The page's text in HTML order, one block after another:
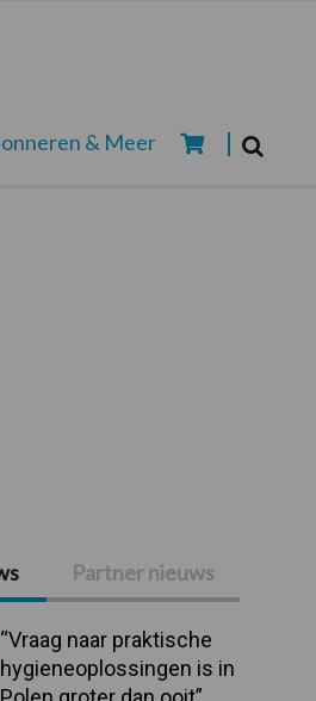
& Meer
Partner nieuws
“Vraag naar praktische
hygieneoplossingen is in